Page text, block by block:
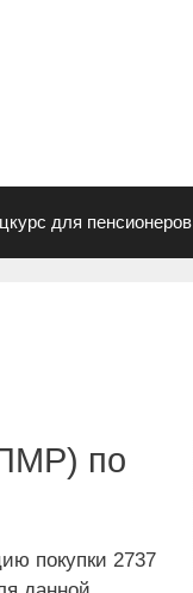
для пенсионеров
по
покупки 2737